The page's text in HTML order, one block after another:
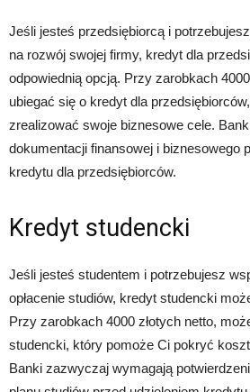
Jeśli jesteś przedsiębiorcą i
na rozwój swojej firmy, kredyt dla
odpowiednią opcją. Przy zarobkach
ubiegać się o kredyt dla
zrealizować swoje biznesowe cele.
dokumentacji finansowej i biznesowego
kredytu dla przedsiębiorców.
Kredyt studencki
Jeśli jesteś studentem i potrzebujesz
opłacenie studiów, kredyt studencki
Przy zarobkach 4000 złotych netto,
studencki, który pomoże Ci pokryć
Banki zazwyczaj wymagają